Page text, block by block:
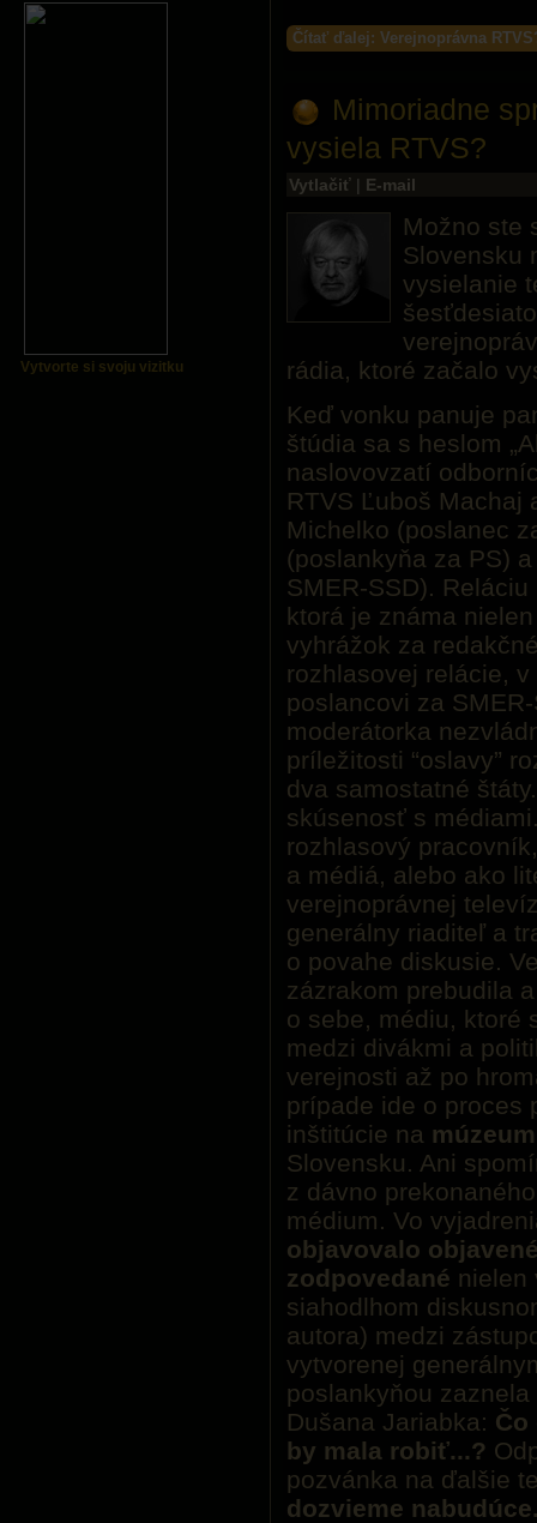
Vytvorte si svoju vizitku
Čítať ďalej: Verejnoprávna
Mimoriadne
vysiela RTVS?
Vytlačiť | E-mail
Možno ste
Slovensku
vysielanie
rádia, ktoré začalo
Keď vonku panuje
štúdia sa s heslom
naslovovzatí
RTVS Ľuboš Machaj
Michelko (poslanec
(poslankyňa za PS)
SMER-SSD).
ktorá je známa
vyhrážok za
rozhlasovej relácie,
poslancovi za
moderátorka
príležitosti “oslavy”
dva samostatné
skúsenosť s
rozhlasový
a médiá, alebo ako
verejnoprávnej
generálny riaditeľ a
o povahe diskusie.
zázrakom prebudila
o sebe, médiu, ktoré
medzi divákmi a
verejnosti až po
prípade ide o proces
inštitúcie na
Slovensku. Ani
z dávno
médium. Vo
objavovalo
zodpovedané nielen
siahodlhom
autora) medzi
vytvorenej
poslankyňou zaznela
Dušana Jariabka: Čo
by mala robiť...?
pozvánka na ďalšie
dozvieme